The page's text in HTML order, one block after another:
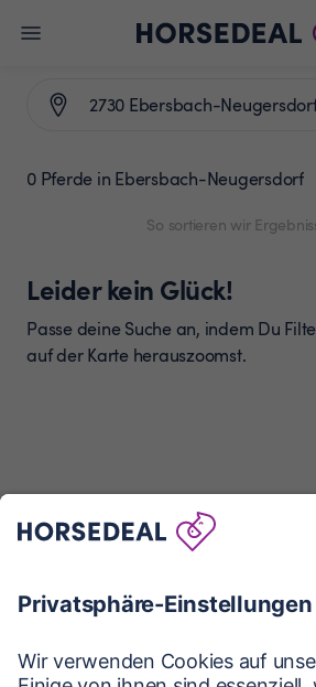
0 Pferde in Ebersbach-Neugersdorf
So sortieren wir
Leider kein Glück!
Passe deine Suche an, indem Du
auf der Karte herauszoomst.